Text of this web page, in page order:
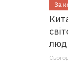
За